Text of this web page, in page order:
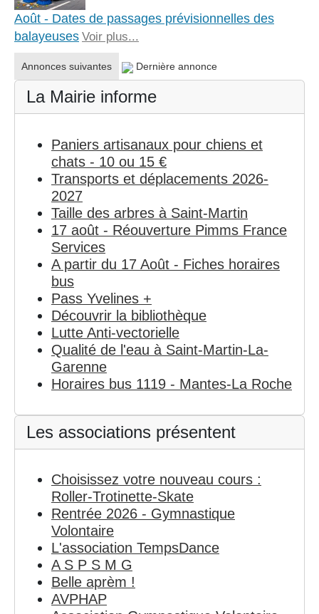
Août - Dates de passages prévisionnelles des
balayeuses Voir plus...
Annonces suivantes Dernière annonce
La Mairie informe
Paniers artisanaux pour chiens et
chats - 10 ou 15 €
Transports et déplacements 2026-
2027
Taille des arbres à Saint-Martin
17 août - Réouverture Pimms France
Services
A partir du 17 Août - Fiches horaires
bus
Pass Yvelines +
Découvrir la bibliothèque
Lutte Anti-vectorielle
Qualité de l'eau à Saint-Martin-La-
Garenne
Horaires bus 1119 - Mantes-La Roche
Les associations présentent
Choisissez votre nouveau cours :
Roller-Trotinette-Skate
Rentrée 2026 - Gymnastique
Volontaire
L'association TempsDance
A S P S M G
Belle aprèm !
AVPHAP